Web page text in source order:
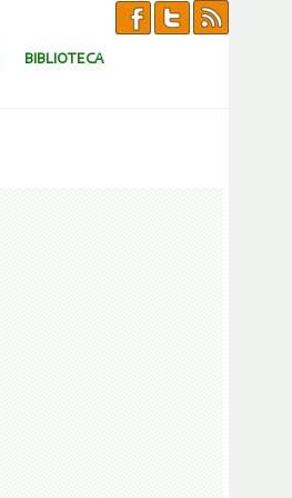
BIBLIOTECA